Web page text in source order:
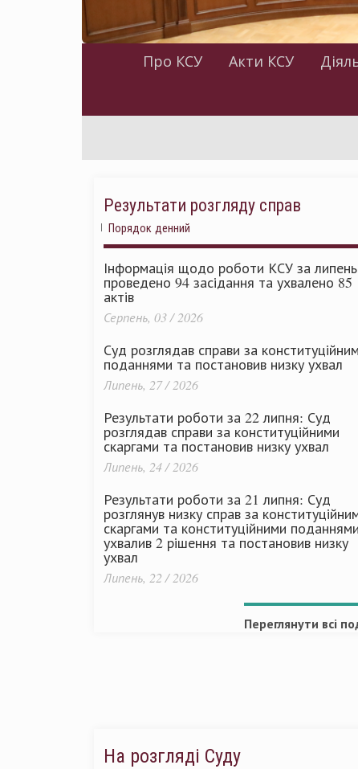
Про КСУ Акти КСУ
Результати розгляду справ
Порядок денний
Інформація щодо роботи КСУ за
проведено 94 засідання та ухвалено 85
актів
Серпень, 03 / 2026
Суд розглядав справи за
поданнями та постановив низку ухвал
Липень, 27 / 2026
Результати роботи за 22 липня: Суд
розглядав справи за конституційними
скаргами та постановив низку ухвал
Липень, 24 / 2026
Результати роботи за 21 липня: Суд
розглянув низку справ за
скаргами та конституційними
ухвалив 2 рішення та постановив низку
ухвал
Липень, 22 / 2026
Переглянути всі
На розгляді Суду